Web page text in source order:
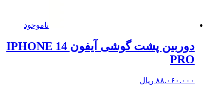
ناموجود
دوربین پشت گوشی آیفون IPHONE 14
PRO
۸۸.۰۶۰.۰۰۰ ریال